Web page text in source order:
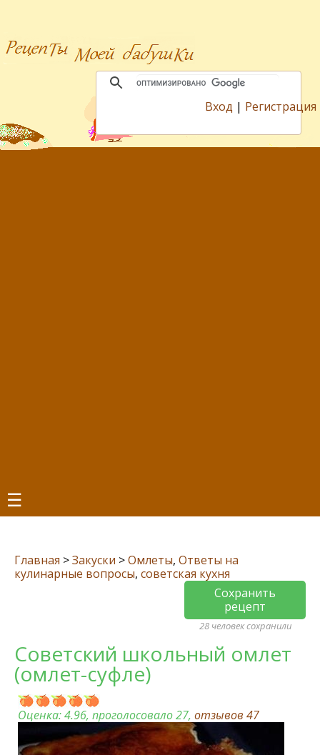
Вход | Регистрация
☰
Главная >Закуски >Омлеты, Ответы на
кулинарные вопросы, советская кухня
Сохранить
рецепт
28 человек сохранили
Советский школьный омлет
(омлет-суфле)
Оценка:4.96, проголосовало 27, отзывов 47